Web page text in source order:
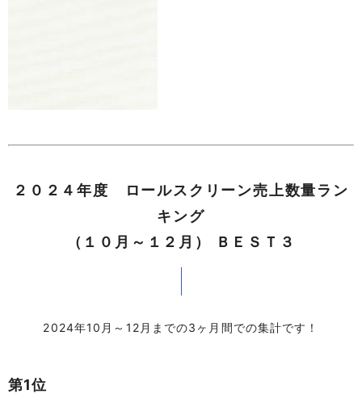
２０２４年度 ロールスクリーン売上数量ラン
キング
（１０月～１２月） ＢＥＳＴ３
2024年10月～12月までの3ヶ月間での集計です！
第1位